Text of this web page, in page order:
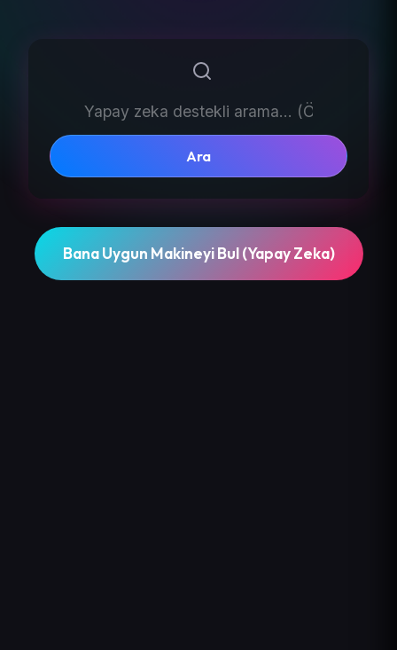
Ara
Bana Uygun Makineyi Bul (Yapay Zeka)